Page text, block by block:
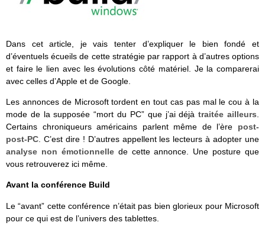
Dans cet article, je vais tenter d’expliquer le bien fondé et
d’éventuels écueils de cette stratégie par rapport à d’autres options
et faire le lien avec les évolutions côté matériel. Je la comparerai
avec celles d’Apple et de Google.
Les annonces de Microsoft tordent en tout cas pas mal le cou à la
mode de la supposée “mort du PC” que j’ai déjàtraitée ailleurs.
Certains chroniqueurs américains parlent même de l’ère post-
post-PC. C’est dire ! D’autres appellent les lecteurs à adopter une
analyse non émotionnellede cette annonce. Une posture que
vous retrouverez ici même.
Avant la conférence Build
Le “avant” cette conférence n’était pas bien glorieux pour Microsoft
pour ce qui est de l’univers des tablettes.